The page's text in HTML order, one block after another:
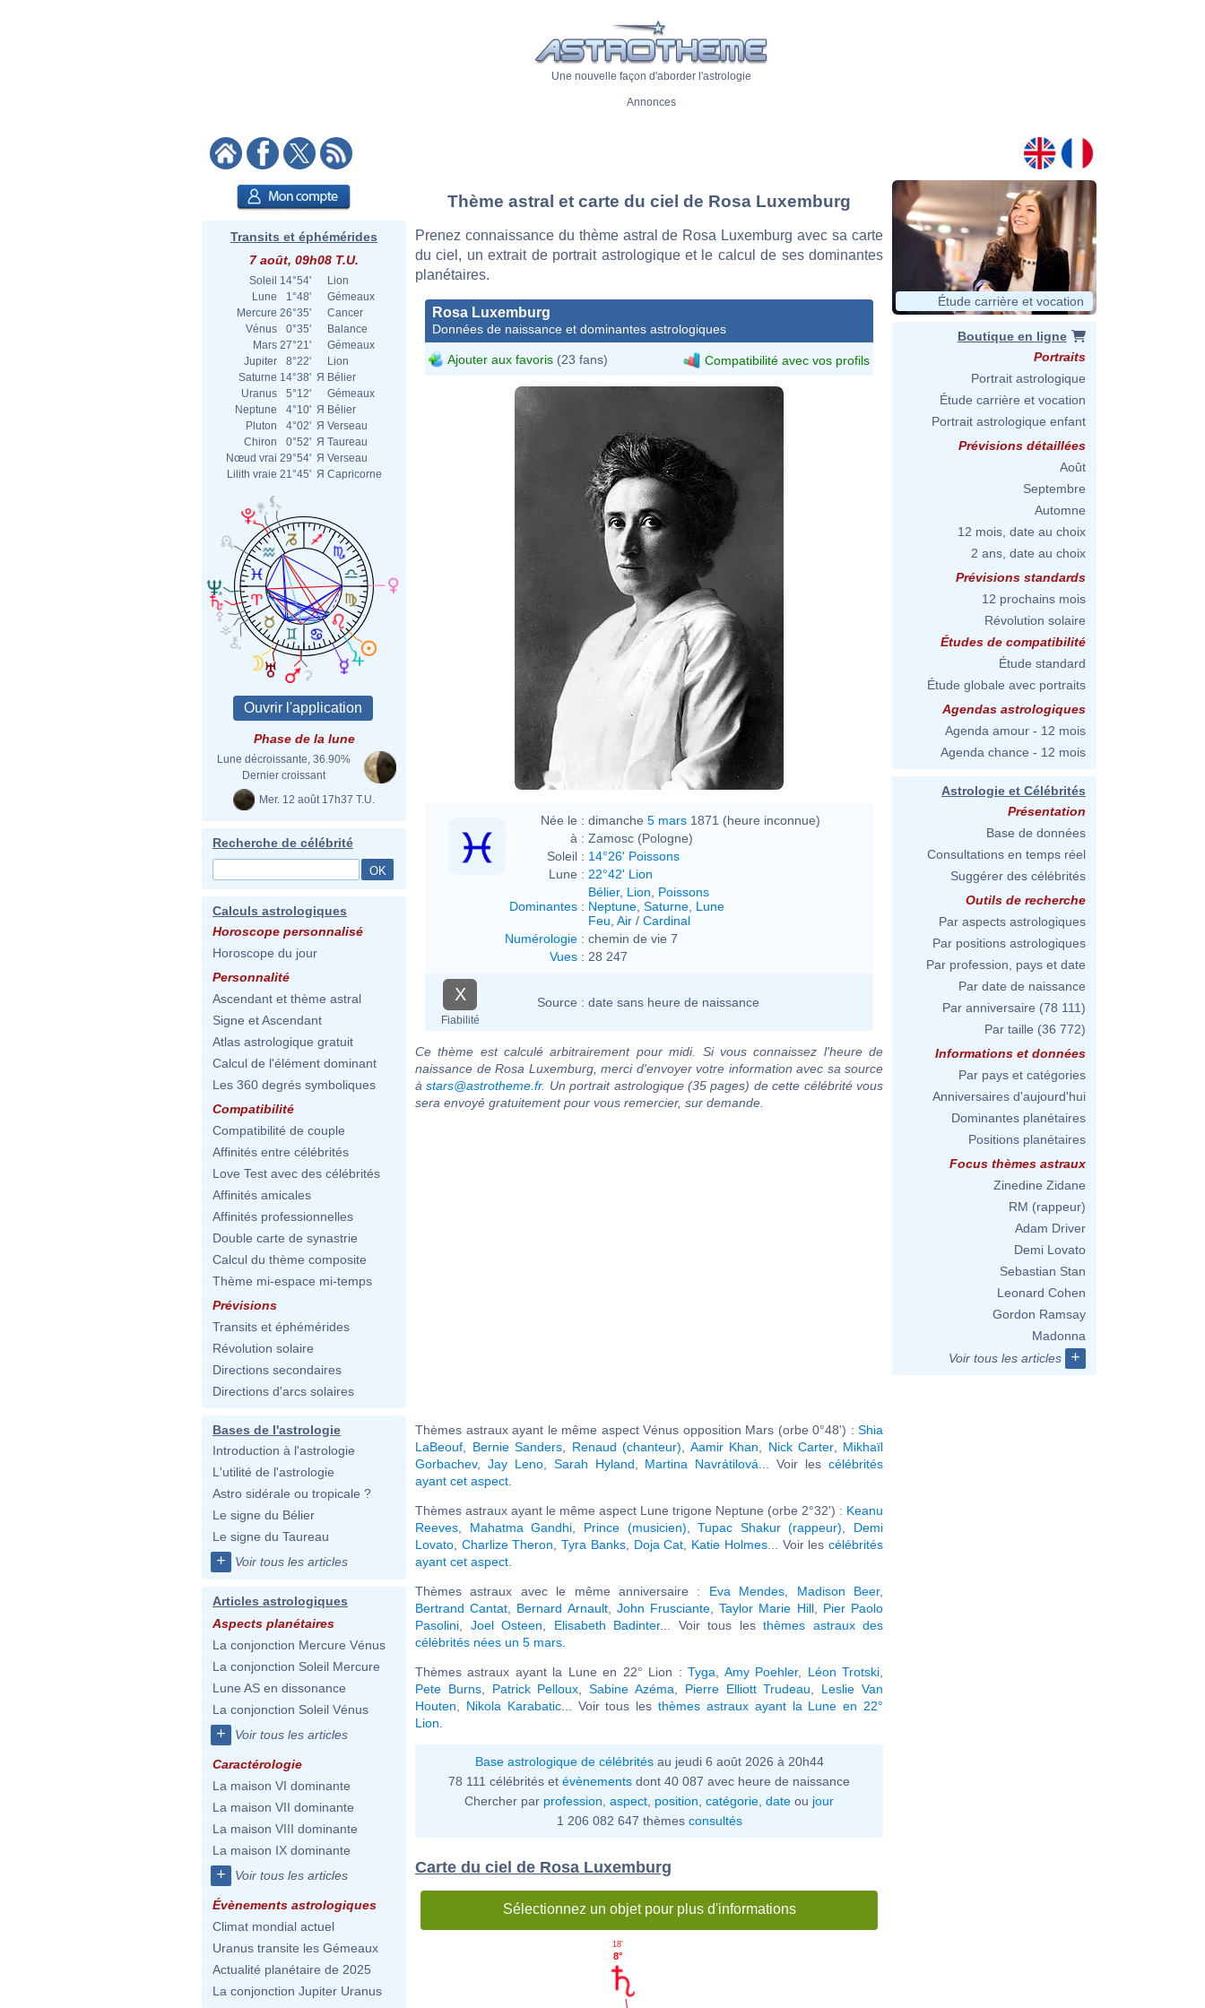
Une nouvelle façon d'aborder l'astrologie
Annonces
Transits et éphémérides
7 août, 09h08 T.U.
Soleil 14°54'
Lion
Lune
1°48'
Gémeaux
Mercure 26°35'
Cancer
Vénus
0°35'
Balance
Mars 27°21'
Gémeaux
Jupiter
8°22'
Lion
Saturne 14°38' Я Bélier
Uranus
5°12'
Gémeaux
Neptune
4°10' Я Bélier
Pluton
4°02' Я Verseau
Chiron
0°52' Я Taureau
Nœud vrai 29°54' Я Verseau
Lilith vraie 21°45' Я Capricorne
Phase de la lune
Lune décroissante, 36.90%
Dernier croissant
Mer. 12 août 17h37 T.U.
Recherche de célébrité
Calculs astrologiques
Horoscope personnalisé
Horoscope du jour
Personnalité
Ascendant et thème astral
Signe et Ascendant
Atlas astrologique gratuit
Calcul de l'élément dominant
Les 360 degrés symboliques
Compatibilité
Compatibilité de couple
Affinités entre célébrités
Love Test avec des célébrités
Affinités amicales
Affinités professionnelles
Double carte de synastrie
Calcul du thème composite
Thème mi-espace mi-temps
Prévisions
Transits et éphémérides
Révolution solaire
Directions secondaires
Directions d'arcs solaires
Bases de l'astrologie
Introduction à l'astrologie
L'utilité de l'astrologie
Astro sidérale ou tropicale ?
Le signe du Bélier
Le signe du Taureau
+ Voir tous les articles
Articles astrologiques
Aspects planétaires
La conjonction Mercure Vénus
La conjonction Soleil Mercure
Lune AS en dissonance
La conjonction Soleil Vénus
+ Voir tous les articles
Caractérologie
La maison VI dominante
La maison VII dominante
La maison VIII dominante
La maison IX dominante
+ Voir tous les articles
Évènements astrologiques
Climat mondial actuel
Uranus transite les Gémeaux
Actualité planétaire de 2025
La conjonction Jupiter Uranus
Thème astral et carte du ciel de Rosa Luxemburg
Prenez connaissance du thème astral de Rosa Luxemburg avec sa carte
du ciel, un extrait de portrait astrologique et le calcul de ses dominantes
planétaires.
Rosa Luxemburg
Données de naissance et dominantes astrologiques
Ajouter aux favoris (23 fans) Compatibilité avec vos profils
Née le : dimanche 5 mars 1871 (heure inconnue)
à : Zamosc (Pologne)
Soleil : 14°26' Poissons
Lune : 22°42' Lion
Dominantes :
Bélier, Lion
Poissons
Neptune Saturne Lune
Feu Air / Cardinal
Numérologie : chemin de vie 7
Vues : 28 247
X
Fiabilité
Source : date sans heure de naissance
Ce thème est calculé arbitrairement pour midi. Si vous connaissez l'heure de
naissance de Rosa Luxemburg, merci d'envoyer votre information avec sa source
àstars@astrotheme.fr. Un portrait astrologique (35 pages) de cette célébrité vous
sera envoyé gratuitement pour vous remercier, sur demande.
Thèmes astraux ayant le même aspect Vénus opposition Mars (orbe 0°48') : Shia
LaBeouf
Bernie Sanders Renaud (chanteur) Aamir Khan Nick Carter, Mikhaïl
Gorbachev, Jay Leno, Sarah Hyland Martina Navrátilová ... Voir lescélébrités
ayant cet aspect
Thèmes astraux ayant le même aspect Lune trigone Neptune (orbe 2°32') : Keanu
Reeves
Mahatma Gandhi Prince (musicien) ,Tupac Shakur (rappeur)
Demi
Lovato Charlize Theron ,Tyra Banks, Doja Cat Katie Holmes... Voir lescélébrités
ayant cet aspect
Thèmes astraux avec le même anniversaire : Eva Mendes Madison Beer,
Bertrand Cantat
Bernard Arnault, John Frusciante ,Taylor Marie Hill, Pier Paolo
Pasolini
Joel Osteen Elisabeth Badinter... Voir tous les thèmes astraux des
célébrités nées un 5 mars
Thèmes astraux ayant la Lune en 22° Lion :Tyga Amy Poehler, Léon Trotski
Pete Burns, Patrick Pelloux ,Sabine Azéma Pierre Elliott Trudeau
Leslie Van
Houten
Nikola Karabatic... Voir tous lesthèmes astraux ayant la Lune en 22°
Lion
Base astrologique de célébritésau jeudi 6 août 2026 à 20h44
78 111 célébrités et évènements dont 40 087 avec heure de naissance
Chercher par profession aspect position catégorie date ou jour
1 206 082 647 thèmes consultés
Carte du ciel de Rosa Luxemburg
Sélectionnez un objet pour plus d'informations
8°
18'
Étude carrière et vocation
Boutique en ligne
Portraits
Portrait astrologique
Étude carrière et vocation
Portrait astrologique enfant
Prévisions détaillées
Août
Septembre
Automne
12 mois, date au choix
2 ans, date au choix
Prévisions standards
12 prochains mois
Révolution solaire
Études de compatibilité
Étude standard
Étude globale avec portraits
Agendas astrologiques
Agenda amour - 12 mois
Agenda chance - 12 mois
Astrologie et Célébrités
Présentation
Base de données
Consultations en temps réel
Suggérer des célébrités
Outils de recherche
Par aspects astrologiques
Par positions astrologiques
Par profession, pays et date
Par date de naissance
Par anniversaire (78 111)
Par taille (36 772)
Informations et données
Par pays et catégories
Anniversaires d'aujourd'hui
Dominantes planétaires
Positions planétaires
Focus thèmes astraux
Zinedine Zidane
RM (rappeur)
Adam Driver
Demi Lovato
Sebastian Stan
Leonard Cohen
Gordon Ramsay
Madonna
Voir tous les articles
+